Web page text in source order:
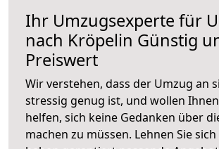
Ihr Umzugsexperte für
nach Kröpelin Günstig
Preiswert
Wir verstehen, dass der Umzug an
stressig genug ist, und wollen
helfen, sich keine Gedanken über
machen zu müssen. Lehnen Sie